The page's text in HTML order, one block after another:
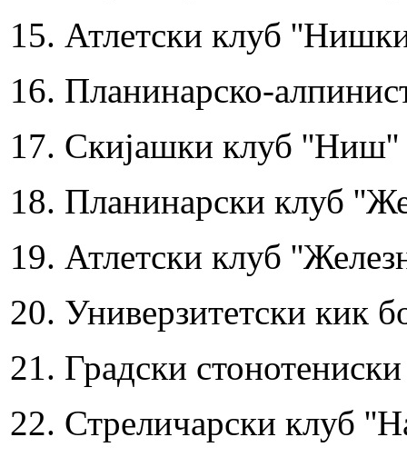
15. Атлетски клуб
16. Планинарско-
17. Скијашки клуб ''Ниш''
18. Планинарски клуб
19. Атлетски клуб
20. Универзитетски кик
21. Градски
22. Стреличарски клуб